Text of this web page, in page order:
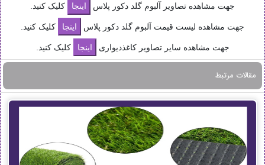
جهت مشاهده تصاویر آلبوم گلد دکور پلاس کلیک کنید.
جهت مشاهده لیست قیمت آلبوم گلد دکور پلاس کلیک کنید.
جهت مشاهده سایر تصاویر کاغذدیواری کلیک کنید.
مقالات مرتبط